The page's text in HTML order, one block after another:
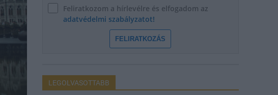
Feliratkozom a hírlevélre és elfogadom az
adatvédelmi szabályzatot!
FELIRATKOZÁS
LEGOLVASOTTABB